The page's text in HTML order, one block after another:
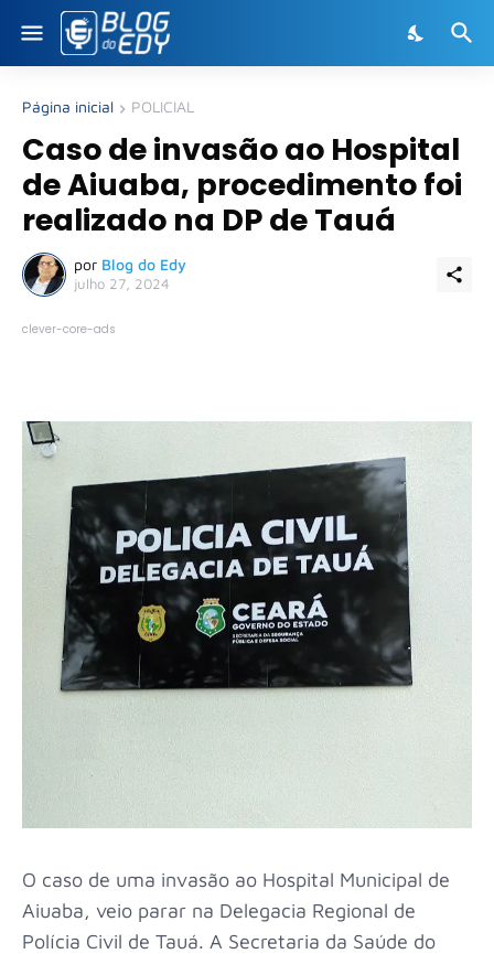
Página inicial POLICIAL
Caso de invasão ao Hospital
de Aiuaba, procedimento foi
realizado na DP de Tauá
por Blog do Edy
julho 27, 2024
clever-core-ads
O caso de uma invasão ao Hospital Municipal de
Aiuaba, veio parar na Delegacia Regional de
Polícia Civil de Tauá. A Secretaria da Saúde do